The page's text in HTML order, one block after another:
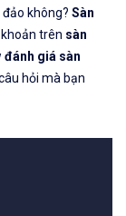
𝘜𝘺 𝘛í𝘯 𝘷à
𝘯ổ𝘪 𝘵𝘪ế𝘯𝘨
𝘵𝘪ế𝘯𝘨 𝘯𝘩ấ𝘵
phai-fxpro-la-
bạn
không? Sàn
trên sàn
đánh giá sàn
hỏi mà bạn